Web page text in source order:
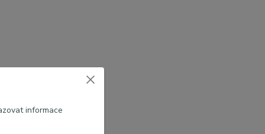
informace